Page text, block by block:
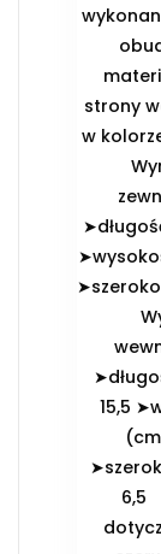
strony
w
15,5
6,5